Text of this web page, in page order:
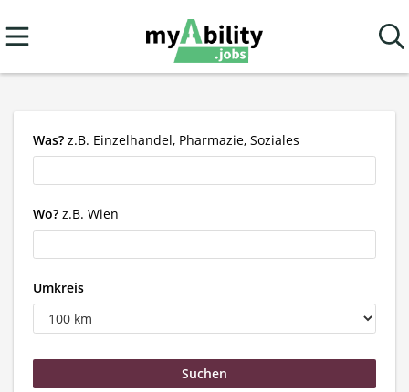
Was? z.B. Einzelhandel, Pharmazie, Soziales
Wo? z.B. Wien
Umkreis